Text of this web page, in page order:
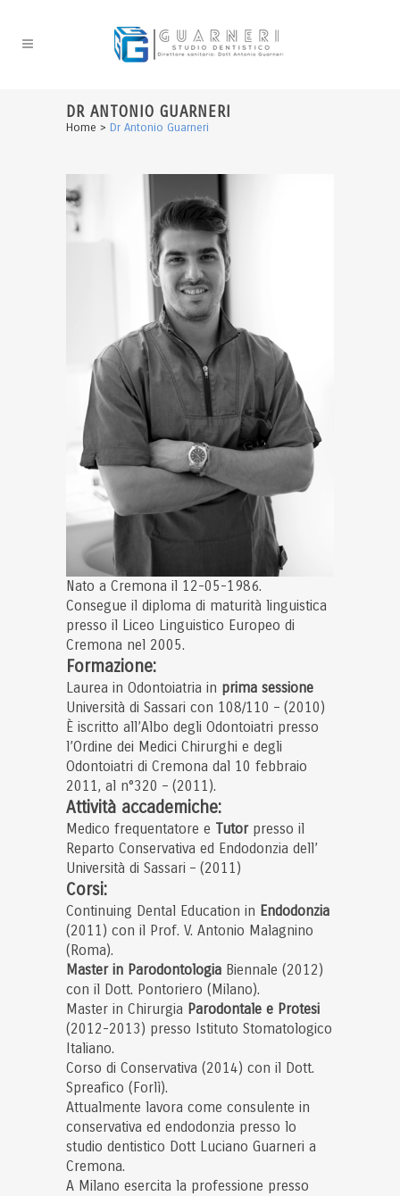
DR ANTONIO GUARNERI
Home > Dr Antonio Guarneri
Nato a Cremona il 12-05-1986.
Consegue il diploma di maturità linguistica
presso il Liceo Linguistico Europeo di
Cremona nel 2005.
Formazione:
Laurea in Odontoiatria in prima sessione
Università di Sassari con 108/110 – (2010)
È iscritto all’Albo degli Odontoiatri presso
l’Ordine dei Medici Chirurghi e degli
Odontoiatri di Cremona dal 10 febbraio
2011, al n°320 – (2011).
Attività accademiche:
Medico frequentatore e Tutorpresso il
Reparto Conservativa ed Endodonzia dell’
Università di Sassari – (2011)
Corsi:
Continuing Dental Education in Endodonzia
(2011) con il Prof. V. Antonio Malagnino
(Roma).
Master in Parodontologia Biennale (2012)
con il Dott. Pontoriero (Milano).
Master in Chirurgia Parodontale e Protesi
(2012-2013) presso Istituto Stomatologico
Italiano.
Corso di Conservativa (2014) con il Dott.
Spreafico (Forlì).
Attualmente lavora come consulente in
conservativa ed endodonzia presso lo
studio dentistico Dott Luciano Guarneri a
Cremona.
A Milano esercita la professione presso